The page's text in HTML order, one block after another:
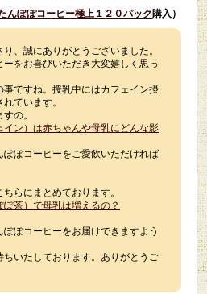
んぽぽコーヒー極上１２０パック購入）
、誠にありがとうございました。
をお喜びいただき大変嬉しく思っ
事ですね。授乳中にはカフェイン摂
ています。
の。
ン）は赤ちゃんや母乳にどんな影
ぽコーヒーをご愛飲いただければ
らにまとめております。
茶）で母乳は増えるの？
ぽコーヒーをお届けできますよう
ちいたしております。ありがとうご